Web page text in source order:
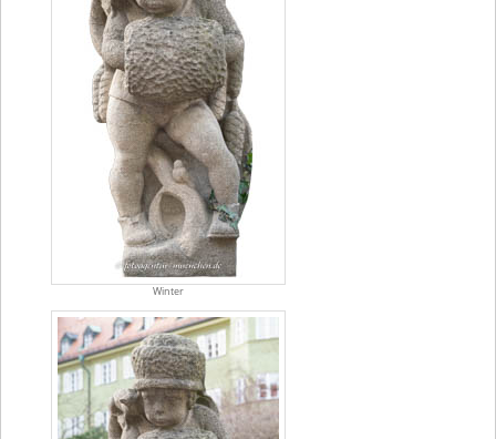
Winter